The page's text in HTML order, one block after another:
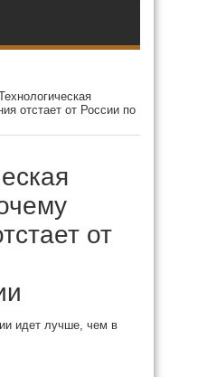
отстает от России по
от
идет лучше, чем в